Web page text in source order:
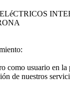
como usuario en la
de nuestros